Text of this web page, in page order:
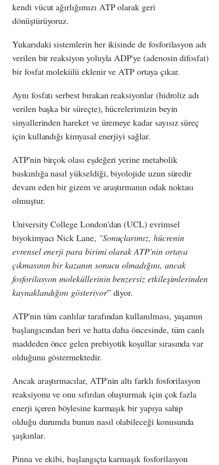
kendi vücut ağırlığımızı ATP olarak geri
dönüştürüyoruz.
Yukarıdaki sistemlerin her ikisinde de fosforilasyon adı
verilen bir reaksiyon yoluyla ADP'ye (adenosin difosfat)
bir fosfat molekülü eklenir ve ATP ortaya çıkar.
Aynı fosfatı serbest bırakan reaksiyonlar (hidroliz adı
verilen başka bir süreçte), hücrelerimizin beyin
sinyallerinden hareket ve üremeye kadar sayısız süreç
için kullandığı kimyasal enerjiyi sağlar.
ATP'nin birçok olası eşdeğeri yerine metabolik
baskınlığa nasıl yükseldiği, biyolojide uzun süredir
devam eden bir gizem ve araştırmanın odak noktası
olmuştur.
University College London'dan (UCL) evrimsel
biyokimyacı Nick Lane, "Sonuçlarımız, hücrenin
evrensel enerji para birimi olarak ATP'nin ortaya
çıkmasının bir kazanın sonucu olmadığını, ancak
fosforilasyon moleküllerinin benzersiz etkileşimlerinden
kaynaklandığını gösteriyor” diyor.
ATP'nin tüm canlılar tarafından kullanılması, yaşamın
başlangıcından beri ve hatta daha öncesinde, tüm canlı
maddeden önce gelen prebiyotik koşullar sırasında var
olduğunu göstermektedir.
Ancak araştırmacılar, ATP'nin altı farklı fosforilasyon
reaksiyonu ve onu sıfırdan oluşturmak için çok fazla
enerji içeren böylesine karmaşık bir yapıya sahip
olduğu durumda bunun nasıl olabileceği konusunda
şaşkınlar.
Pinna ve ekibi, başlangıçta karmaşık fosforilasyon